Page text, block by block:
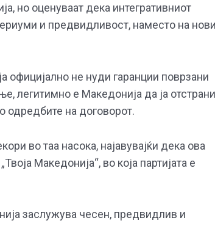
но оценуваат дека интегративниот
и предвидливост, наместо на нови
официјално не нуди гаранции поврзани
легитимно е Македонија да ја отстрани
одредбите на договорот.
во таа насока, најавувајќи дека ова
Македонија“, во која партијата е
заслужува чесен, предвидлив и